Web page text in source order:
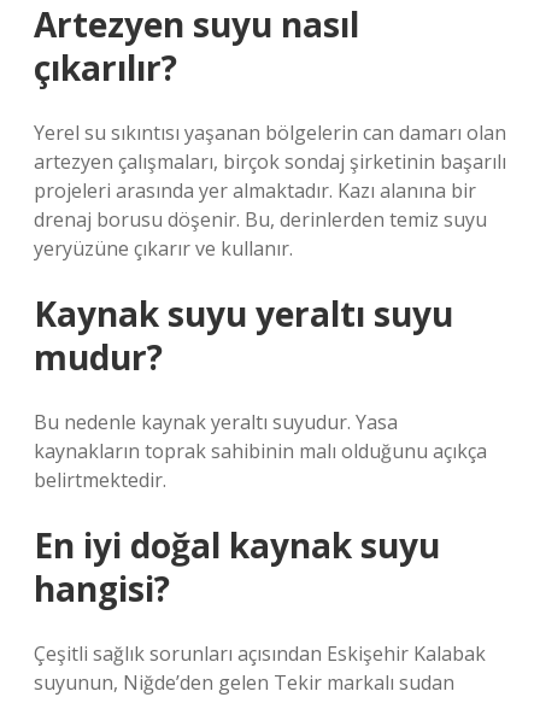
Artezyen suyu nasıl
çıkarılır?
Yerel su sıkıntısı yaşanan bölgelerin can damarı olan
artezyen çalışmaları, birçok sondaj şirketinin başarılı
projeleri arasında yer almaktadır. Kazı alanına bir
drenaj borusu döşenir. Bu, derinlerden temiz suyu
yeryüzüne çıkarır ve kullanır.
Kaynak suyu yeraltı suyu
mudur?
Bu nedenle kaynak yeraltı suyudur. Yasa
kaynakların toprak sahibinin malı olduğunu açıkça
belirtmektedir.
En iyi doğal kaynak suyu
hangisi?
Çeşitli sağlık sorunları açısından Eskişehir Kalabak
suyunun, Niğde’den gelen Tekir markalı sudan